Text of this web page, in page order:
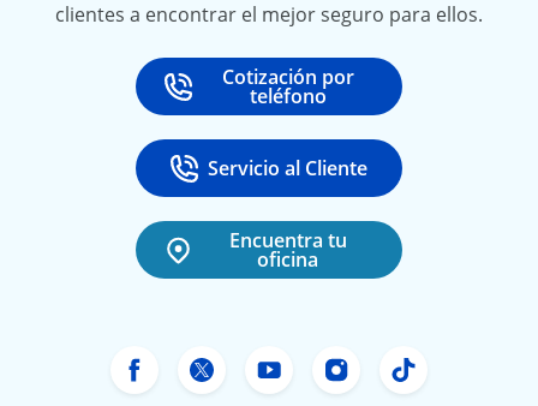
clientes a encontrar el mejor seguro para ellos.
Call
Cotización por
teléfono
at
Call
Servicio al Cliente
at 888-531-6720
Encuentra tu
oficina
Facebook de Freeway Insurance
Twitter de Freeway Insurance
YouTube de Freeway
Instagram
TikTok